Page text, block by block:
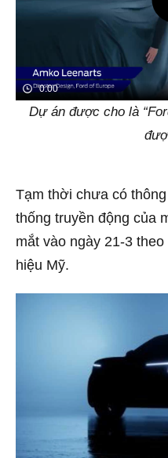
0:00
Dự án được cho là
Tạm thời chưa có
thống truyền động của
mắt vào ngày 21-3
hiệu Mỹ.